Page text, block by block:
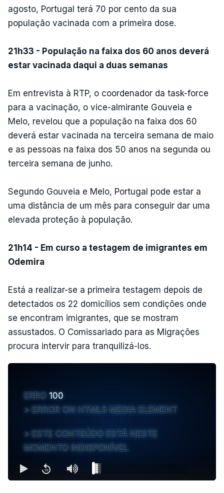
agosto, Portugal terá 70 por cento da sua
população vacinada com a primeira dose.
21h33 - População na faixa dos 60 anos deverá
estar vacinada daqui a duas semanas
Em entrevista à RTP, o coordenador da task-force
para a vacinação, o vice-almirante Gouveia e
Melo, revelou que a população na faixa dos 60
deverá estar vacinada na terceira semana de maio
e as pessoas na faixa dos 50 anos na segunda ou
terceira semana de junho.
Segundo Gouveia e Melo, Portugal pode estar a
uma distância de um mês para conseguir dar uma
elevada proteção à população.
21h14 - Em curso a testagem de imigrantes em
Odemira
Está a realizar-se a primeira testagem depois de
detectados os 22 domicílios sem condições onde
se encontram imigrantes, que se mostram
assustados. O Comissariado para as Migrações
procura intervir para tranquilizá-los.
ERRO 100
ERROR ON HTML5 MEDIA ELEMENT
ESTE CONTEÚDO ESTÁ NESTE
MOMENTO INDISPONÍVEL